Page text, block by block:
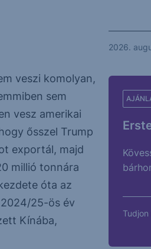
veszi komolyan,
sem
vesz amerikai
ősszel Trump
exportál, majd
millió tonnára
óta az
25-ös év
Kínába,
2026.